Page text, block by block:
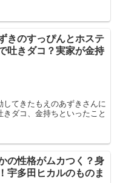
きのすっぴんとホステ
吐きダコ？実家が金持
てきたもえのあずきさんに
ダコ、金持ちといったこと
の性格がムカつく？身
宇多田ヒカルのものま